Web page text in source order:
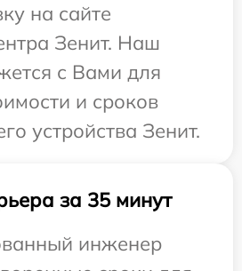
на сайте
Зенит. Наш
с Вами для
и сроков
устройства Зенит.
за 35 минут
инженер